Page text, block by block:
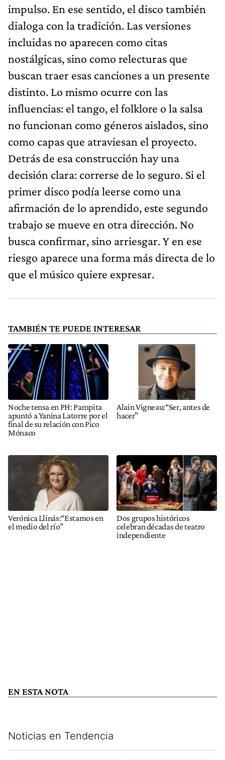
impulso. En ese sentido, el disco también
dialoga con la tradición. Las versiones
incluidas no aparecen como citas
nostálgicas, sino como relecturas que
buscan traer esas canciones a un presente
distinto. Lo mismo ocurre con las
influencias: el tango, el folklore o la salsa
no funcionan como géneros aislados, sino
como capas que atraviesan el proyecto.
Detrás de esa construcción hay una
decisión clara: correrse de lo seguro. Si el
primer disco podía leerse como una
afirmación de lo aprendido, este segundo
trabajo se mueve en otra dirección. No
busca confirmar, sino arriesgar. Y en ese
riesgo aparece una forma más directa de lo
que el músico quiere expresar.
TAMBIÉN TE PUEDE INTERESAR
Noche tensa en PH: Pampita
apuntó a Yanina Latorre por el
final de su relación con Pico
Mónaco
Alain Vigneau:“Ser, antes de
hacer”
Verónica Llinás:“Estamos en
el medio del río”
Dos grupos históricos
celebran décadas de teatro
independiente
EN ESTA NOTA
Noticias en Tendencia